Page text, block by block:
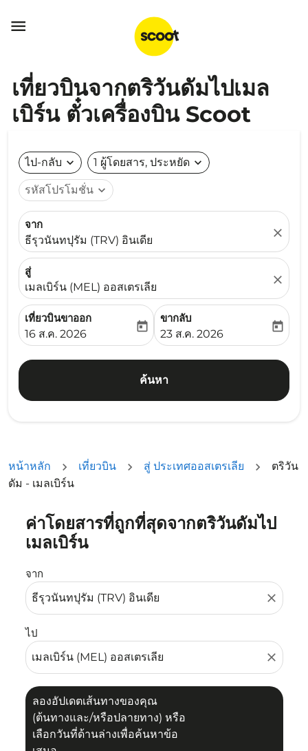

เที่ยวบินจากตริวันดัมไปเมล
เบิร์น ตั๋วเครื่องบิน Scoot
ไป-กลับ expand_more 1 ผู้โดยสาร, ประหยัด expand_more
รหัสโปรโมชั่น expand_more
จาก
ธีรุวนันทปุรัม (TRV) อินเดีย
close
สู่
เมลเบิร์น (MEL) ออสเตรเลีย
close
เที่ยวบินขาออก
fc-booking-departure-date-aria-label
16 ส.ค. 2026
today
ขากลับ
fc-booking-return-date-
23 ส.ค. 2026
today
ค้นหา
หน้าหลัก เที่ยวบิน สู่ ประเทศออสเตรเลีย
ตริวัน
ดัม - เมลเบิร์น
ค่าโดยสารที่ถูกที่สุดจากตริวันดัมไป
เมลเบิร์น
จาก
close
ไป
close
ลองอัปเดตเส้นทางของคุณ
(ต้นทางและ/หรือปลายทาง) หรือ
เลือกวันที่ด้านล่างเพื่อค้นหาข้อ
ลองอัปเดตเส้นทางของคุณ (ต้นทางและ/หรือปลายทาง) หรื